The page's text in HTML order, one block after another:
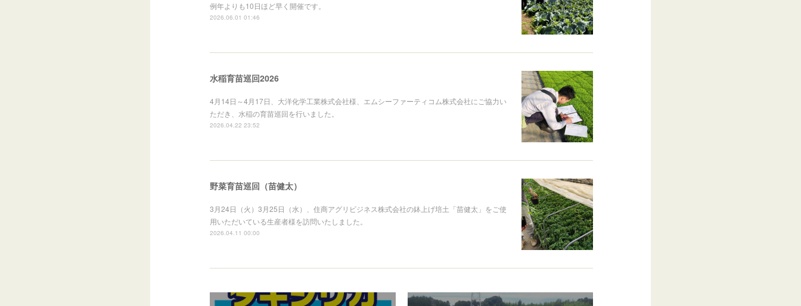
例年よりも10日ほど早く開催です。
2026.06.01 01:46
水稲育苗巡回2026
4月14日～4月17日、大洋化学工業株式会社様、エムシーファーティコム株式会社にご協力い
ただき、水稲の育苗巡回を行いました。
2026.04.22 23:52
野菜育苗巡回（苗健太）
3月24日（火）3月25日（水）、住商アグリビジネス株式会社の鉢上げ培土「苗健太」をご使
用いただいている生産者様を訪問いたしました。
2026.04.11 00:00